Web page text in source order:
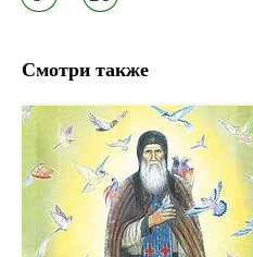
Смотри также